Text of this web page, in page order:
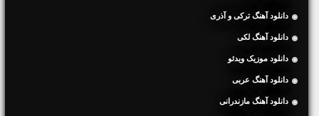
دانلود آهنگ ترکی و آذری
دانلود آهنگ لکی
دانلود موزیک ویدئو
دانلود آهنگ عربی
دانلود آهنگ مازندرانی